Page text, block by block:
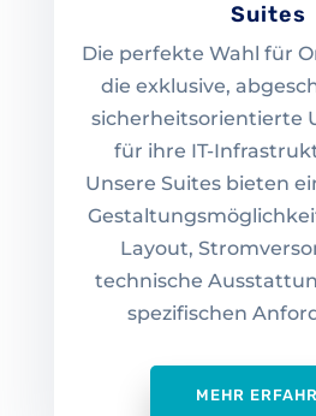
Suites
Die perfekte Wahl für
die exklusive,
sicherheitsorientierte
für ihre IT-
Unsere Suites bieten
Layout,
technische
spezifischen
MEHR